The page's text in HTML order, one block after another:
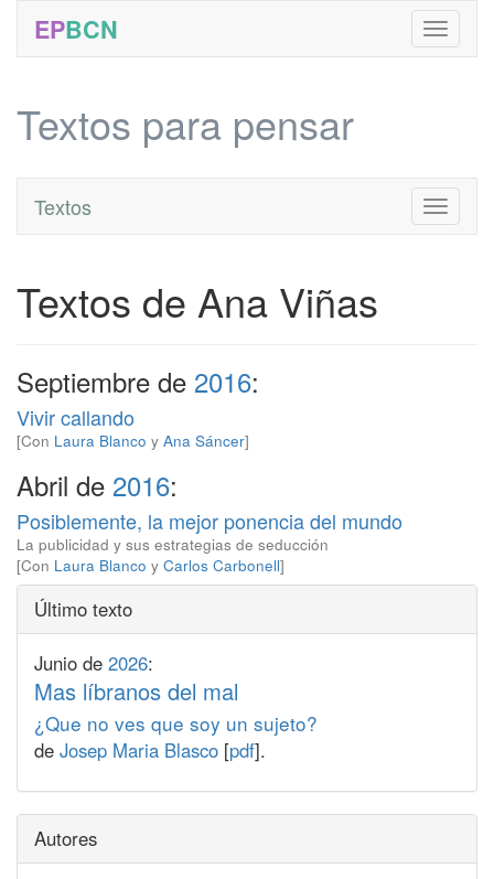
EPBCN
Textos para pensar
Toggle
Textos
Textos de Ana Viñas
Septiembre de 2016:
Vivir callando
[Con Laura Blanco y Ana Sáncer]
Abril de 2016:
Posiblemente, la mejor ponencia del mundo
La publicidad y sus estrategias de seducción
[Con Laura Blanco y Carlos Carbonell]
Último texto
Junio de 2026:
Mas líbranos del mal
¿Que no ves que soy un sujeto?
de Josep Maria Blasco [pdf].
Autores